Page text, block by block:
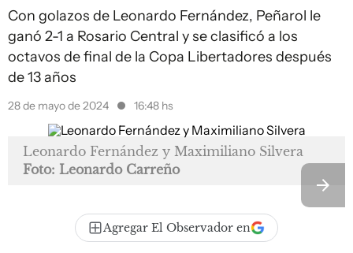
Con golazos de Leonardo Fernández, Peñarol le
ganó 2-1 a Rosario Central y se clasificó a los
octavos de final de la Copa Libertadores después
de 13 años
28 de mayo de 2024 16:48 hs
Leonardo Fernández y Maximiliano Silvera
Foto: Leonardo Carreño
Agregar El Observador en